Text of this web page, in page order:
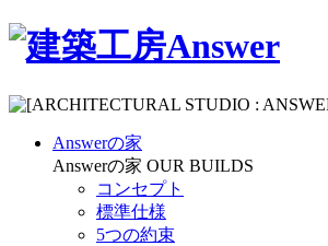
Answerの家
Answerの家 OUR BUILDS
コンセプト
標準仕様
5つの約束